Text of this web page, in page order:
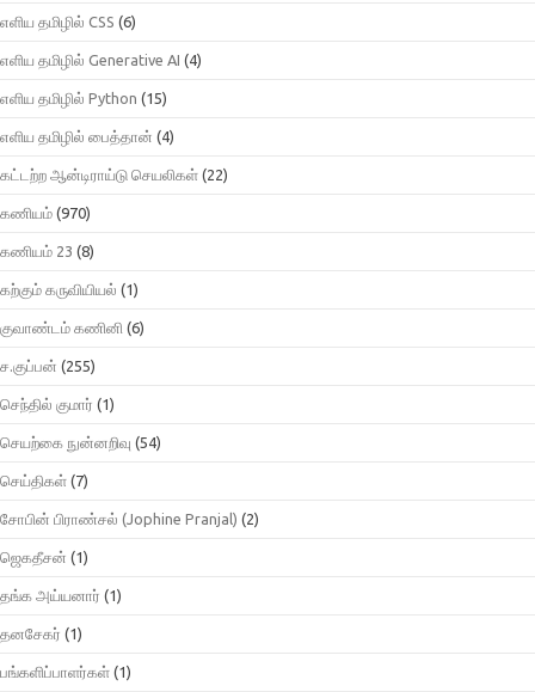
எளிய தமிழில் CSS (6)
எளிய தமிழில் Generative AI (4)
எளிய தமிழில் Python (15)
எளிய தமிழில் பைத்தான் (4)
கட்டற்ற ஆன்டிராய்டு செயலிகள் (22)
கணியம் (970)
கணியம் 23 (8)
கற்கும் கருவியியல் (1)
குவாண்டம் கணினி (6)
ச.குப்பன் (255)
செந்தில் குமார் (1)
செயற்கை நுன்னறிவு (54)
செய்திகள் (7)
சோபின் பிராண்சல் (Jophine Pranjal) (2)
ஜெகதீசன் (1)
தங்க அய்யனார் (1)
தனசேகர் (1)
பங்களிப்பாளர்கள் (1)